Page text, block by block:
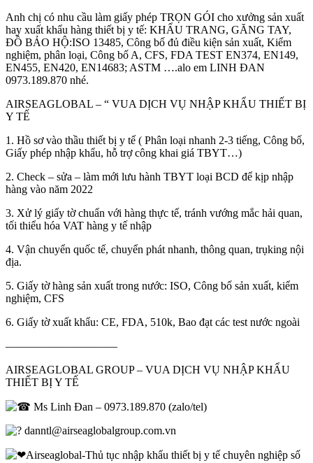
Anh chị có nhu cầu làm giấy phép TRỌN GÓI cho xưởng sản xuất
hay xuất khẩu hàng thiết bị y tế: KHẨU TRANG, GĂNG TAY,
ĐỒ BẢO HỘ:ISO 13485, Công bố đủ điều kiện sản xuất, Kiểm
nghiệm, phân loại, Công bố A, CFS, FDA TEST EN374, EN149,
EN455, EN420, EN14683; ASTM ….alo em LINH ĐAN
0973.189.870 nhé.
AIRSEAGLOBAL – “ VUA DỊCH VỤ NHẬP KHẨU THIẾT BỊ
Y TẾ
1. Hồ sơ vào thầu thiết bị y tế ( Phân loại nhanh 2-3 tiếng, Công bố,
Giấy phép nhập khẩu, hỗ trợ công khai giá TBYT…)
2. Check – sửa – làm mới lưu hành TBYT loại BCD để kịp nhập
hàng vào năm 2022
3. Xử lý giấy tờ chuẩn với hàng thực tế, tránh vướng mắc hải quan,
tối thiểu hóa VAT hàng y tế nhập
4. Vận chuyển quốc tế, chuyển phát nhanh, thông quan, trụking nội
địa.
5. Giấy tờ hàng sản xuất trong nước: ISO, Công bố sản xuất, kiểm
nghiệm, CFS
6. Giấy tờ xuất khẩu: CE, FDA, 510k, Bao đạt các test nước ngoài
——————————
AIRSEAGLOBAL GROUP – VUA DỊCH VỤ NHẬP KHẨU
THIẾT BỊ Y TẾ
Ms Linh Đan – 0973.189.870 (zalo/tel)
danntl@airseaglobalgroup.com.vn
Airseaglobal-Thủ tục nhập khẩu thiết bị y tế chuyên nghiệp số